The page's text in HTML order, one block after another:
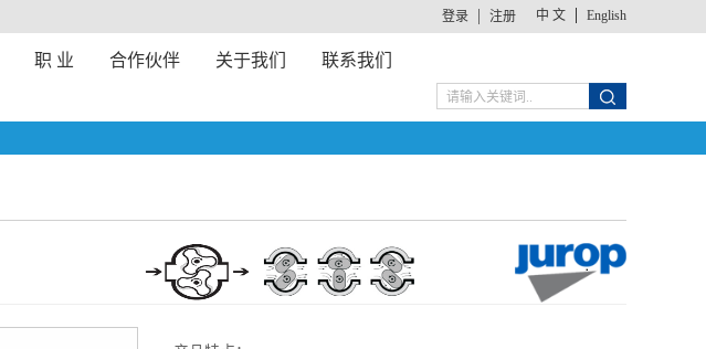
中 文 English
登录 注册
职 业 合作伙伴 关于我们 联系我们